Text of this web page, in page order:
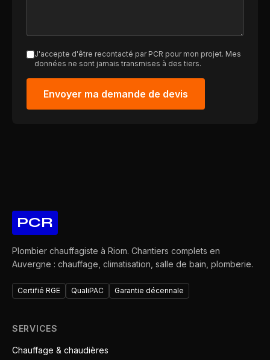
J'accepte d'être recontacté par PCR pour mon projet. Mes
données ne sont jamais transmises à des tiers.
Envoyer ma demande de devis
PCR
Plombier chauffagiste à Riom. Chantiers complets en
Auvergne : chauffage, climatisation, salle de bain, plomberie.
Certifié RGE QualiPAC Garantie décennale
SERVICES
Chauffage & chaudières